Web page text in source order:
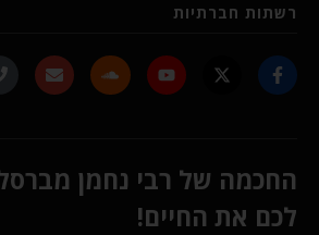
רשתות חברתיות
החכמה של רבי נחמן
לכם את החיים!